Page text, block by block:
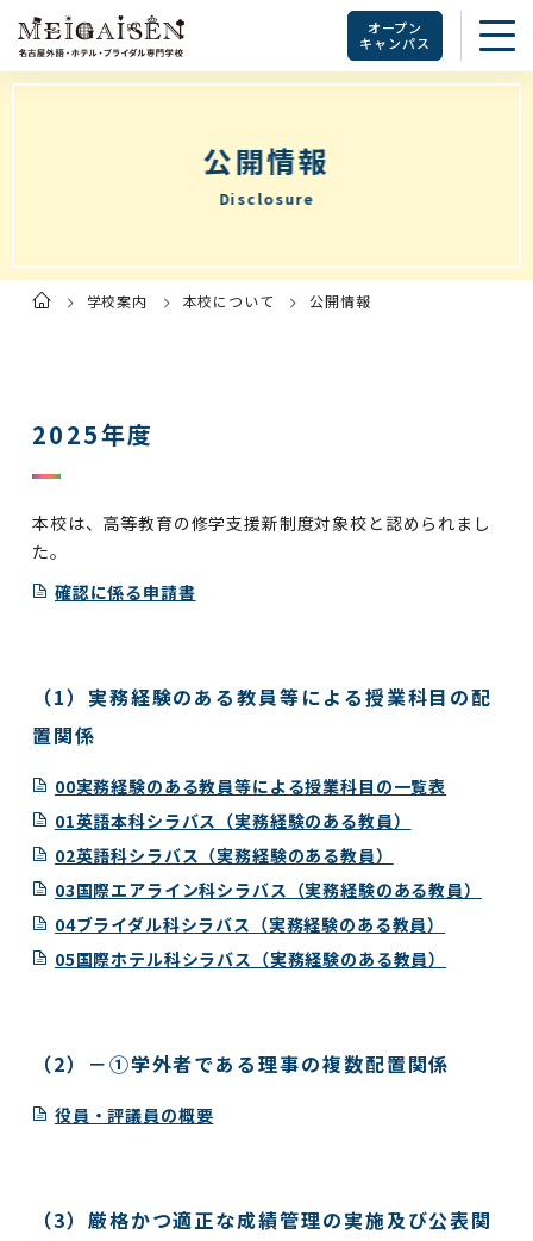
オープン
キャンパス
公開情報
Disclosure
ト
学校案内 本校について 公開情報
2025年度
本校は、高等教育の修学支援新制度対象校と認められまし
た。
確認に係る申請書
（1）実務経験のある教員等による授業科目の配
置関係
00実務経験のある教員等による授業科目の一覧表
01英語本科シラバス（実務経験のある教員）
02英語科シラバス（実務経験のある教員）
03国際エアライン科シラバス（実務経験のある教員）
04ブライダル科シラバス（実務経験のある教員）
05国際ホテル科シラバス（実務経験のある教員）
（2）－①学外者である理事の複数配置関係
役員・評議員の概要
（3）厳格かつ適正な成績管理の実施及び公表関